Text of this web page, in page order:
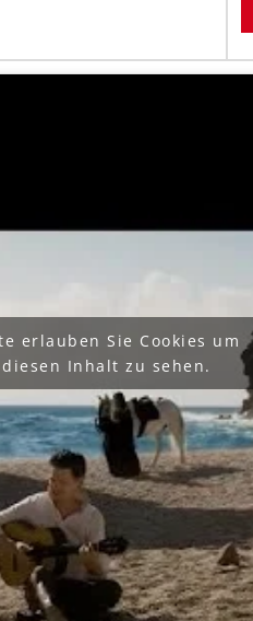
erlauben Sie Cookies um
diesen Inhalt zu sehen.